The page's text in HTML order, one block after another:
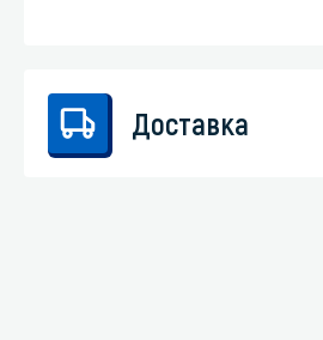
Доставка